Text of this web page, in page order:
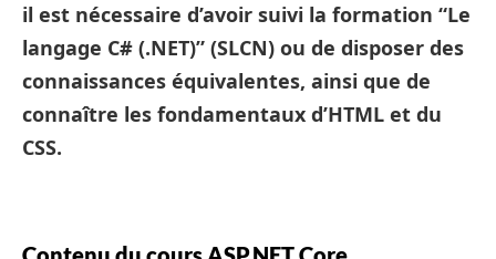
il est nécessaire d’avoir suivi la formation “Le
langage C# (.NET)” (SLCN) ou de disposer des
connaissances équivalentes, ainsi que de
connaître les fondamentaux d’HTML et du
CSS.